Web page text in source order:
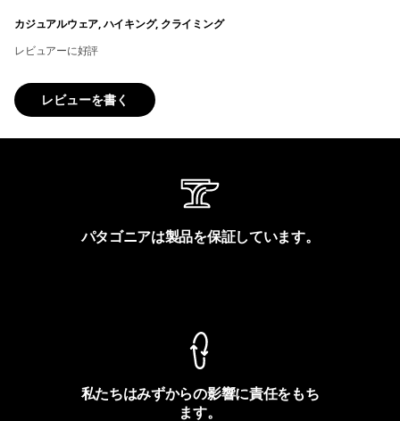
カジュアルウェア, ハイキング, クライミング
レビュアーに好評
レビューを書く
パタゴニアは製品を保証しています。
私たちはみずからの影響に責任をもち
ます。